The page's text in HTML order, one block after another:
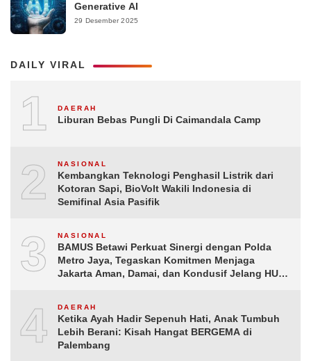
Generative AI
29 Desember 2025
DAILY VIRAL
1 DAERAH
Liburan Bebas Pungli Di Caimandala Camp
2 NASIONAL
Kembangkan Teknologi Penghasil Listrik dari
Kotoran Sapi, BioVolt Wakili Indonesia di
Semifinal Asia Pasifik
3 NASIONAL
BAMUS Betawi Perkuat Sinergi dengan Polda
Metro Jaya, Tegaskan Komitmen Menjaga
Jakarta Aman, Damai, dan Kondusif Jelang HUT
4 DAERAH
Ketika Ayah Hadir Sepenuh Hati, Anak Tumbuh
Lebih Berani: Kisah Hangat BERGEMA di
Palembang